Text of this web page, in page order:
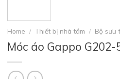
Home / Thiết bị nhà tắm / Bộ sưu
Móc áo Gappo G202-